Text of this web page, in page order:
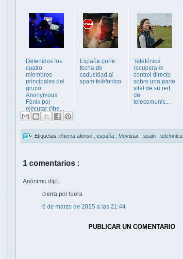
Detenidos los
cuatro
miembros
principales del
grupo
Anonymous
Fénix por
ejecutar cibe...
España pone
fecha de
caducidad al
spam teléfonico
Telefónica
recupera el
control directo
sobre una parte
vital de su red
de
telecomunic...
Etiquetas: chema alonso españa Movistar spain telefonica
1 comentarios :
Anónimo dijo...
cierra por fuera
6 de marzo de 2025 a las 21:44
PUBLICAR UN COMENTARIO